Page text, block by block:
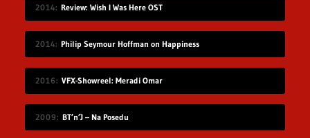
2014 Review: Wish I Was Here OST
2014 Philip Seymour Hoffman on Happiness
2016 VFX-Showreel: Meradi Omar
2009 BT’n’J – Na Posedu